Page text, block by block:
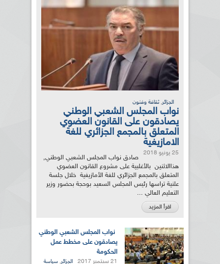
الجزائر,ثقافة وفنون
نواب المجلس الشعبي الوطني
يصادقون على القانون العضوي
المتعلق بالمجمع الجزائري للغة
الامازيغية
25 يونيو 2018
صادق نواب المجلس الشعبي الوطني,
هذاالاثنين بالأغلبية على مشروع القانون العضوي
المتعلق بالمجمع الجزائري للغة الأمازيغية خلال جلسة
علنية تراسها رئيس المجلس السعيد بوحجة بحضور وزير
التعليم العالي ...
اقرأ المزيد
نواب المجلس الشعبي الوطني
يصادقون على مخطط عمل
الحكومة
21 سبتمبر 2017 الجزائر, سياسة